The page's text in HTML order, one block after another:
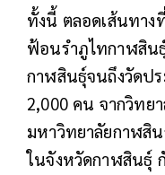
ทั้งนี้ ตลอดเส้นทาง
ฟ้อนรำภูไทกาฬสิน
กาฬสินธุ์จนถึงวัดป
2,000 คน จากวิทย
มหาวิทยาลัยกาฬสิ
ในจังหวัดกาฬสินธุ์